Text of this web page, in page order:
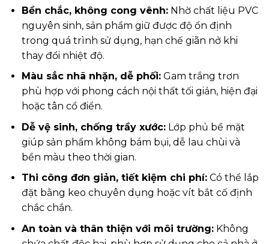
Bền chắc, không cong vênh:Nhờ chất liệu PVC
nguyên sinh, sản phẩm giữ được độ ổn định
trong quá trình sử dụng, hạn chế giãn nở khi
thay đổi nhiệt độ.
Màu sắc nhã nhặn, dễ phối:Gam trắng trơn
phù hợp với phong cách nội thất tối giản, hiện đại
hoặc tân cổ điển.
Dễ vệ sinh, chống trầy xước:Lớp phủ bề mặt
giúp sản phẩm không bám bụi, dễ lau chùi và
bền màu theo thời gian.
Thi công đơn giản, tiết kiệm chi phí:Có thể lắp
đặt bằng keo chuyên dụng hoặc vít bắt cố định
chắc chắn.
An toàn và thân thiện với môi trường:Không